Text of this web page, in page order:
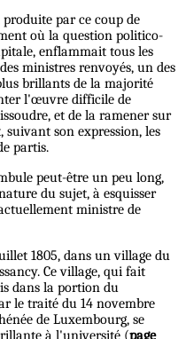
par ce coup de
où la question politico-
enflammait tous les
ministres renvoyés, un des
brillants de la majorité
l'œuvre difficile de
et de la ramener sur
son expression, les
partis.
peut-être un peu long,
du sujet, à esquisser
ministre de
1805, dans un village du
Ce village, qui fait
dans la portion du
le traité du 14 novembre
de Luxembourg, se
à l'université (page